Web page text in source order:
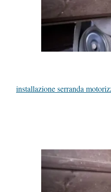
installazione serranda